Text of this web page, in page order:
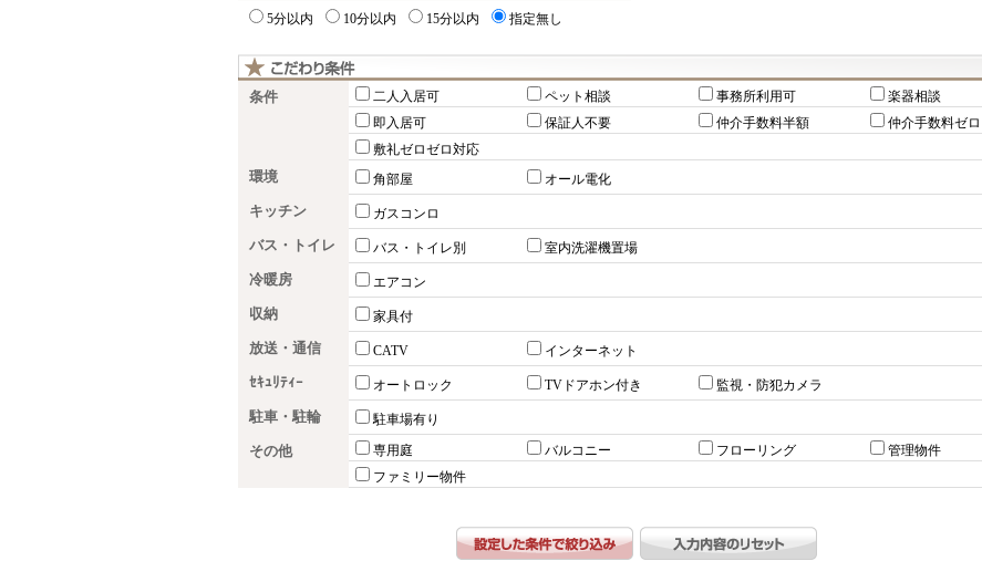
5分以内 10分以内 15分以内 指定無し
条件 二人入居可 ペット相談 事務所利用可
楽器相談
即入居可
保証人不要 仲介手数料半額
仲介手数料ゼロ
敷礼ゼロゼロ対応
環境 角部屋 オール電化
キッチン ガスコンロ
バス・トイレ バス・トイレ別 室内洗濯機置場
冷暖房 エアコン
収納 家具付
放送・通信 CATV インターネット
ｾｷｭﾘﾃｨｰ オートロック TVドアホン付き 監視・防犯カメラ
駐車・駐輪 駐車場有り
その他 専用庭 バルコニー フローリング
管理物件
ファミリー物件